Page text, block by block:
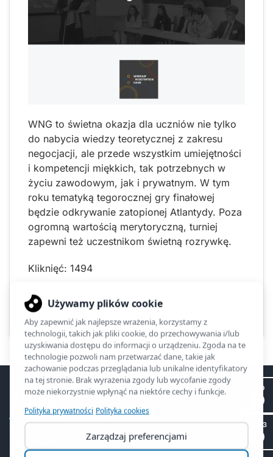
WNG to świetna okazja dla uczniów nie tylko
do nabycia wiedzy teoretycznej z zakresu
negocjacji, ale przede wszystkim umiejętności
i kompetencji miękkich, tak potrzebnych w
życiu zawodowym, jak i prywatnym. W tym
roku tematyką tegorocznej gry finałowej
będzie odkrywanie zatopionej Atlantydy. Poza
ogromną wartością merytoryczną, turniej
zapewni też uczestnikom świetną rozrywkę.
Kliknięć: 1494
Poprzednia
ZSO2
II LO
SP 53